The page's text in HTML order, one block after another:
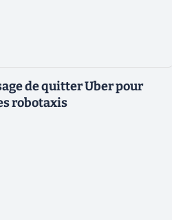
de quitter Uber pour
robotaxis